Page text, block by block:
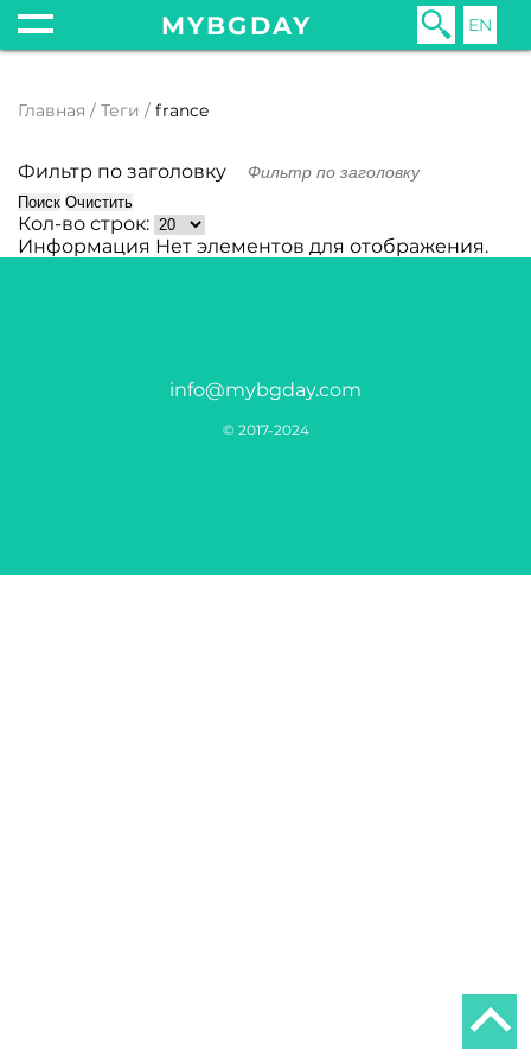
MYBGDAY EN
Главная Теги france
Фильтр по заголовку
Поиск Очистить
Кол-во строк:
Информация Нет элементов для отображения.
info@mybgday.com
© 2017-2024